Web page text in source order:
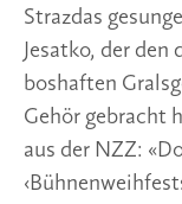
Strazdas
Jesatko, der den
boshaften
Gehör gebracht
aus der NZZ: